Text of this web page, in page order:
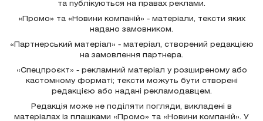
та публікуються на правах реклами.
«Промо» та «Новини компаній» - матеріали, тексти яких
надано замовником.
«Партнерський матеріал» - матеріал, створений редакцією
на замовлення партнера.
«Спецпроєкт» - рекламний матеріал у розширеному або
кастомному форматі; тексти можуть бути створені
редакцією або надані рекламодавцем.
Редакція може не поділяти погляди, викладені в
матеріалах із плашками «Промо» та «Новини компаній». У